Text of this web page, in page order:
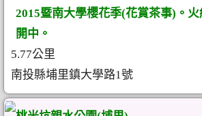
2015暨南大學櫻花季(花賞茶事)。
開中。
5.77公里
南投縣埔里鎮大學路1號